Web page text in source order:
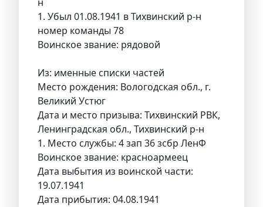
1. Убыл 01.08.1941 в Тихвинский р-н
номер команды 78
Воинское звание: рядовой
Из: именные списки частей
Место рождения: Вологодская обл., г.
Великий Устюг
Дата и место призыва: Тихвинский РВК,
Ленинградская обл., Тихвинский р-н
1. Место службы: 4 зап 36 зсбр ЛенФ
Воинское звание: красноармеец
Дата выбытия из воинской части:
19.07.1941
Дата прибытия: 04.08.1941